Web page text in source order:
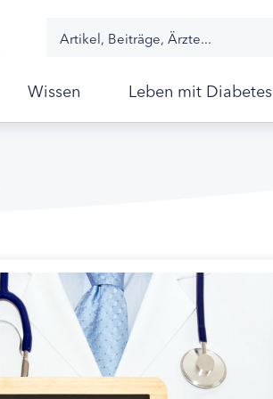
Wissen Leben mit Diabetes